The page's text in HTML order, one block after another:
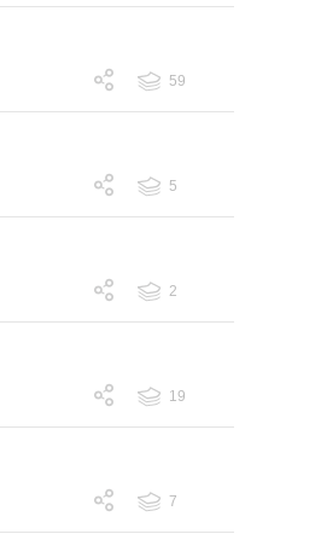
59
5
2
19
7